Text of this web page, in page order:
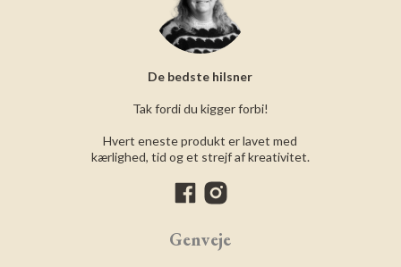
De bedste hilsner
Tak fordi du kigger forbi!
Hvert eneste produkt er lavet med
kærlighed, tid og et strejf af kreativitet.
Genveje